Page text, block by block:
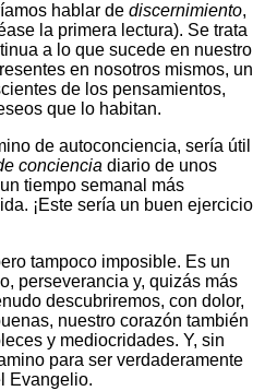
hablar de discernimiento,
la primera lectura). Se trata
a lo que sucede en nuestro
en nosotros mismos, un
de los pensamientos,
que lo habitan.
de autoconciencia, sería útil
conciencia diario de unos
tiempo semanal más
¡Este sería un buen ejercicio
tampoco imposible. Es un
perseverancia y, quizás más
descubriremos, con dolor,
nuestro corazón también
y mediocridades. Y, sin
para ser verdaderamente
Evangelio.